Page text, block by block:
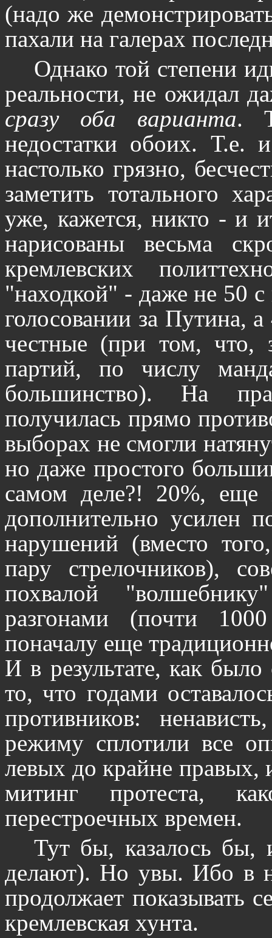
(надо же
пахали на галерах
Однако той степени
реальности, не ожидал
сразу оба варианта.
недостатки обоих. Т.е.
настолько грязно,
заметить тотального
уже, кажется, никто - и
нарисованы весьма
кремлевских
"находкой" - даже не 50
голосовании за Путина,
честные (при том, что,
партий, по числу
большинство). На
получилась прямо
выборах не смогли
но даже простого
самом деле?! 20%,
дополнительно усилен
нарушений (вместо
пару стрелочников),
похвалой
разгонами (почти
поначалу еще
И в результате, как
то, что годами
противников:
режиму сплотили все
левых до крайне правых,
митинг протеста,
перестроечных времен.
Тут бы, казалось бы,
делают). Но увы. Ибо в
продолжает показывать
кремлевская хунта.